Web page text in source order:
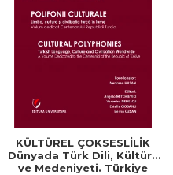
KÜLTÜREL ÇOKSESLİLİK
Dünyada Türk Dili, Kültürü
ve Medeniyeti. Türkiye